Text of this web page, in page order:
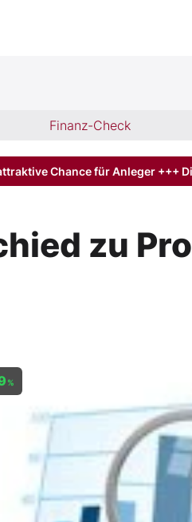
Finanz-Check
Chance für Anleger +++
zu
%